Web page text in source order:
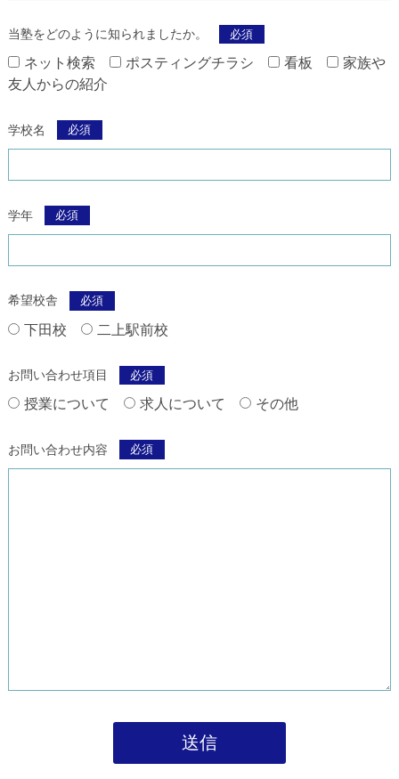
当塾をどのように知られましたか。 必須
ネット検索 ポスティングチラシ 看板
家族や
友人からの紹介
学校名 必須
学年 必須
希望校舎 必須
下田校 二上駅前校
お問い合わせ項目 必須
授業について 求人について その他
お問い合わせ内容 必須
送信